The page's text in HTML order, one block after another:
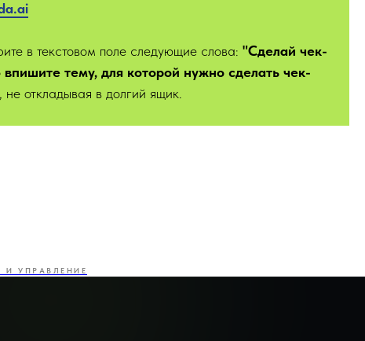
в текстовом поле следующие слова: "Сделай чек-
тему, для которой нужно сделать чек-
откладывая в долгий ящик.
И УПРАВЛЕНИЕ